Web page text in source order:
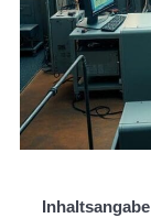
Inhaltsangabe